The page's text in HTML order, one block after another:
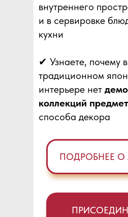
внутреннего
и в сервировке
кухни
✔ Узнаете, почему в
традиционном
интерьере нет
коллекций
способа декора
ПОДРОБНЕЕ О